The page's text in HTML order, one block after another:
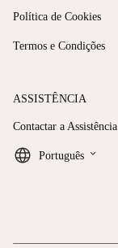
Política de Cookies
Termos e Condições
ASSISTÊNCIA
Contactar a Assistência
Português keyboard_arrow_down